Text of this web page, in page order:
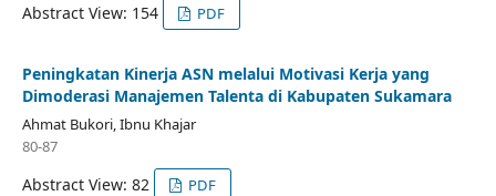
Abstract View: 154 PDF
Peningkatan Kinerja ASN melalui Motivasi Kerja yang
Dimoderasi Manajemen Talenta di Kabupaten Sukamara
Ahmat Bukori, Ibnu Khajar
80-87
Abstract View: 82 PDF